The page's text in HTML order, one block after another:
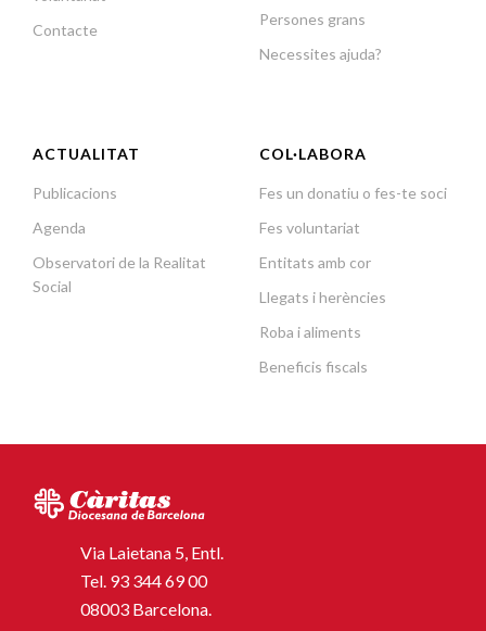
Contacte
Persones grans
Necessites ajuda?
ACTUALITAT
Publicacions
Agenda
Observatori de la Realitat
Social
COL·LABORA
Fes un donatiu o fes-te soci
Fes voluntariat
Entitats amb cor
Llegats i herències
Roba i aliments
Beneficis fiscals
Via Laietana 5, Entl.
Tel. 93 344 69 00
08003 Barcelona.